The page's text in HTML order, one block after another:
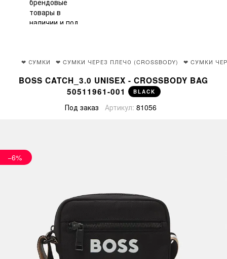
❤ СУМКИ ❤ CУМКИ ЧЕРЕЗ ПЛЕЧО (CROSSBODY) ❤ CУМКИ
BOSS CATCH_3.0 UNISEX - CROSSBODY BAG
50511961-001
BLACK
Под заказ Артикул: 81056
−6%